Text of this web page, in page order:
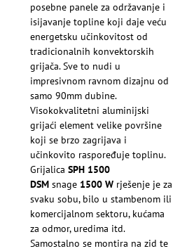
posebne panele za održavanje i
isijavanje topline koji daje veću
energetsku učinkovitost od
tradicionalnih konvektorskih
grijača. Sve to nudi u
impresivnom ravnom dizajnu od
samo 90mm dubine.
Visokokvalitetni aluminijski
grijaći element velike površine
koji se brzo zagrijava i
učinkovito raspoređuje toplinu.
Grijalica SPH 1500
DSM snage 1500 W rješenje je za
svaku sobu, bilo u stambenom ili
komercijalnom sektoru, kućama
za odmor, uredima itd.
Samostalno se montira na zid te